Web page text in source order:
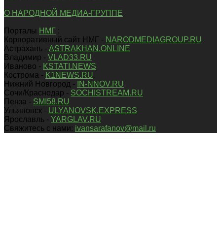
О НАРОДНОЙ МЕДИА-ГРУППЕ
Порталы НМГ :
Корпоративный сайт НМГ - NARODMEDIAGROUP.RU
Астрахань - ASTRAKHAN.ONLINE
Владимир - VLAD33.RU
Иваново - KSTATI.NEWS
Кострома - K1NEWS.RU
Нижний Новгород -
IN-NNOV.RU
Сочи/Краснодар - SOCHISTREAM.RU
Пенза - SMI58.RU
Ульяновск - ULYANOVSK.EXPRESS
Ярославль - YARGLAV.RU
Свяжитесь с нами: ivansarafanov@mail.ru